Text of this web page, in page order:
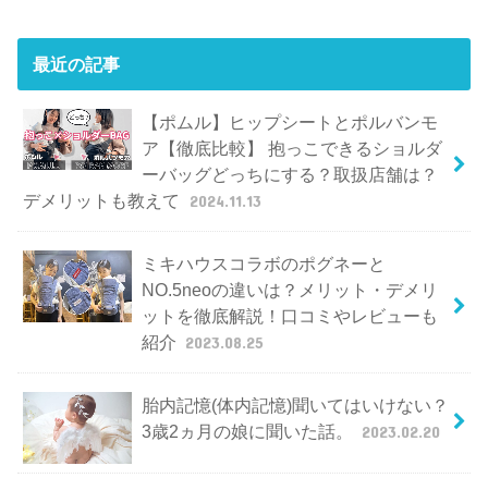
最近の記事
【ポムル】ヒップシートとポルバンモ
ア【徹底比較】 抱っこできるショルダ
ーバッグどっちにする？取扱店舗は？
デメリットも教えて
2024.11.13
ミキハウスコラボのポグネーと
NO.5neoの違いは？メリット・デメリ
ットを徹底解説！口コミやレビューも
紹介 2023.08.25
胎内記憶(体内記憶)聞いてはいけない？
3歳2ヵ月の娘に聞いた話。
2023.02.20